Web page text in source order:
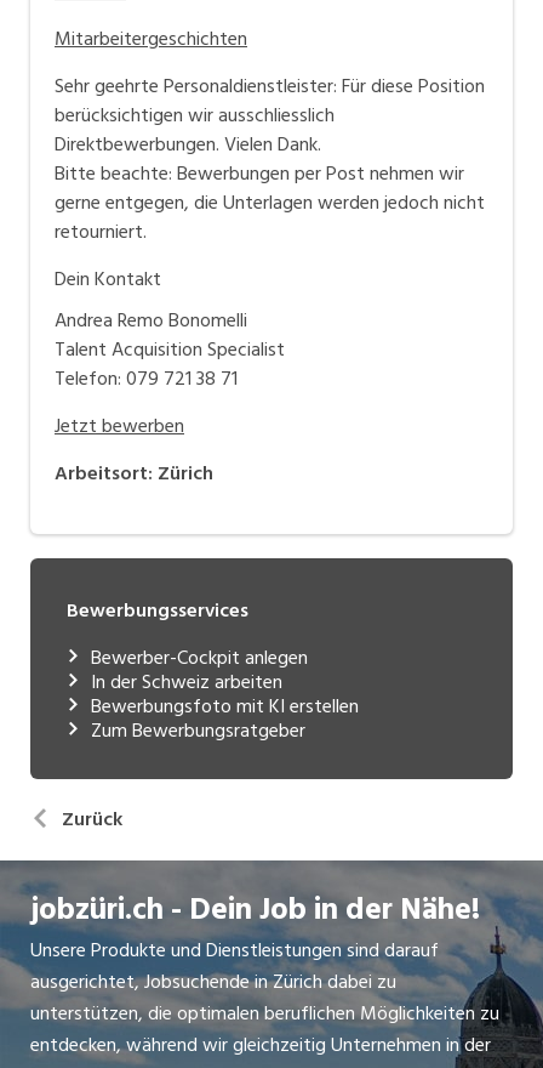
Mitarbeitergeschichten
Sehr geehrte Personaldienstleister: Für diese Position
berücksichtigen wir ausschliesslich
Direktbewerbungen. Vielen Dank.
Bitte beachte: Bewerbungen per Post nehmen wir
gerne entgegen, die Unterlagen werden jedoch nicht
retourniert.
Dein Kontakt
Andrea Remo Bonomelli
Talent Acquisition Specialist
Telefon: 079 721 38 71
Jetzt bewerben
Arbeitsort: Zürich
Bewerbungsservices
Bewerber-Cockpit anlegen
In der Schweiz arbeiten
Bewerbungsfoto mit KI erstellen
Zum Bewerbungsratgeber
Zurück
jobzüri.ch - Dein Job in der Nähe!
Unsere Produkte und Dienstleistungen sind darauf
ausgerichtet, Jobsuchende in Zürich dabei zu
unterstützen, die optimalen beruflichen Möglichkeiten zu
entdecken, während wir gleichzeitig Unternehmen in der